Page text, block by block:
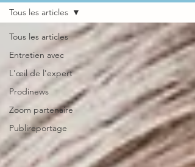
Tous les articles
Entretien avec
L'œil de l'expert
Prodinews
Zoom partenaire
Publireportage
Tous les articles